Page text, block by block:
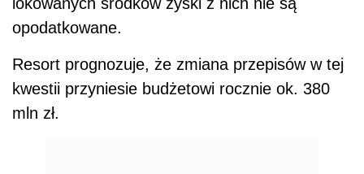
opodatkowane.
Resort prognozuje, że zmiana przepisów w tej
kwestii przyniesie budżetowi rocznie ok. 380
mln zł.